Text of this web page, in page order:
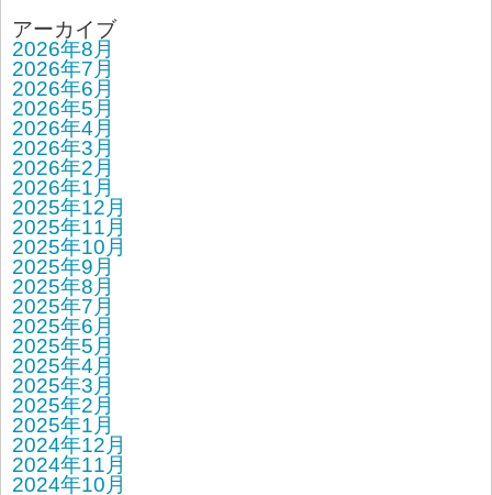
アーカイブ
2026年8月
2026年7月
2026年6月
2026年5月
2026年4月
2026年3月
2026年2月
2026年1月
2025年12月
2025年11月
2025年10月
2025年9月
2025年8月
2025年7月
2025年6月
2025年5月
2025年4月
2025年3月
2025年2月
2025年1月
2024年12月
2024年11月
2024年10月